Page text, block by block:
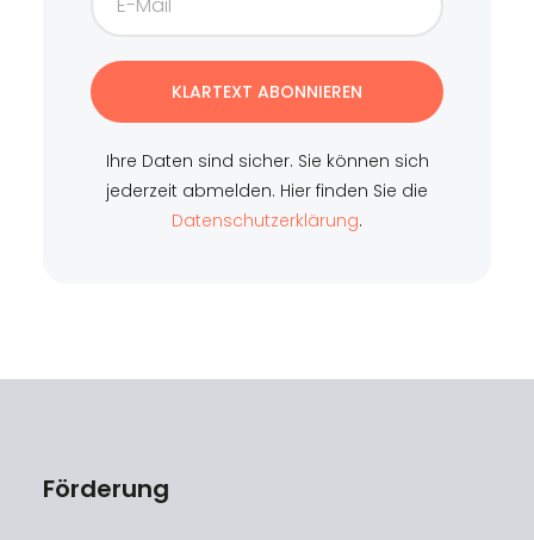
KLARTEXT ABONNIEREN
Ihre Daten sind sicher. Sie können sich
jederzeit abmelden. Hier finden Sie die
Datenschutzerklärung.
Förderung